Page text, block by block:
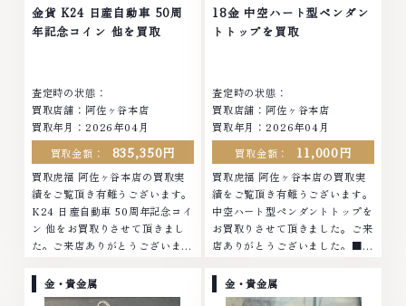
店ではお値段の付かなかったお品
物でも、一点一点丁寧に無料で査
無休
他店ではお値段の付かなかったお
品物でも、一点一点丁寧に無料で
中無休
金貨 K24 日産自動車 50周
年記念コイン 他を買取
査定時の状態：
買取店舗：阿佐ヶ谷本店
買取年月：2026年04月
買取金額：
835,350円
買取虎福 阿佐ヶ谷本店の買取実
績をご覧頂き有難うございます。
K24 日産自動車 50周年記念コイ
ン 他をお買取りさせて頂きまし
た。ご来店ありがとうございまし
ラチナ ダイヤモンド ブランド品
ブランド衣類 お酒買取りのこと
18金 中空ハート型ペンダン
トトップを買取
査定時の状態：
買取店舗：阿佐ヶ谷本店
買取年月：2026年04月
買取金額：
11,000円
買取虎福 阿佐ヶ谷本店の買取実
績をご覧頂き有難うございます。
中空ハート型ペンダントトップを
お買取りさせて頂きました。ご来
店ありがとうございました。■地
イヤモンド ブランド品 ブランド
衣類 お酒買取りのことなら、お
金・貴金属 金・貴金属